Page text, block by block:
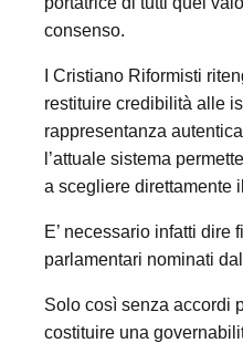
consenso.
I Cristiano Riformisti
restituire credibilità alle
rappresentanza
l’attuale sistema
a scegliere direttamente
E’ necessario infatti dire
parlamentari nominati
Solo così senza accordi
costituire una